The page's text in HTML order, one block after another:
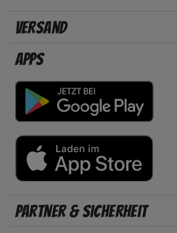
Versand
Apps
Partner & Sicherheit